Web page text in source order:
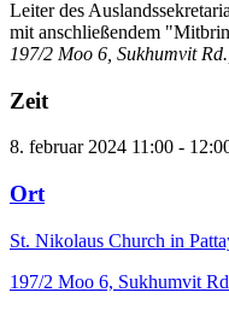
Leiter des
mit anschließendem
197/2 Moo 6, Sukhumvit
Zeit
8. februar 2024 11:00 -
Ort
St. Nikolaus Church in
197/2 Moo 6, Sukhumvit